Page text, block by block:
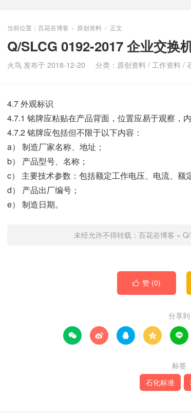
当前位置： 百花谷博客 > 原创资料 > 正文
Q/SLCG 0192-2017 企业交换
火鸟 发布于 2018-12-20 分类： 原创资料 / 工作资料 /
4.7 外观标识
4.7.1 铭牌应粘贴在产品背面，位置应易于观察，内
4.7.2 铭牌应包括但不限于以下内容：
a） 制造厂家名称、地址；
b） 产品型号、名称；
c） 主要技术参数：包括额定工作电压、电流、额
d） 产品出厂编号；
e） 制造日期。
未经允许不得转载： 百花谷博客 »
 赞 (0)
分享到
    
标签
石化标准